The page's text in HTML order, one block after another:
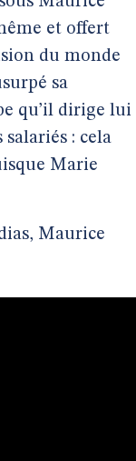
et offert
du monde
sa
qu’il dirige lui
: cela
Marie
Maurice